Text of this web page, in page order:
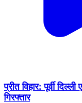
प्रीत विहार: पूर्वी
गिरफ्तार